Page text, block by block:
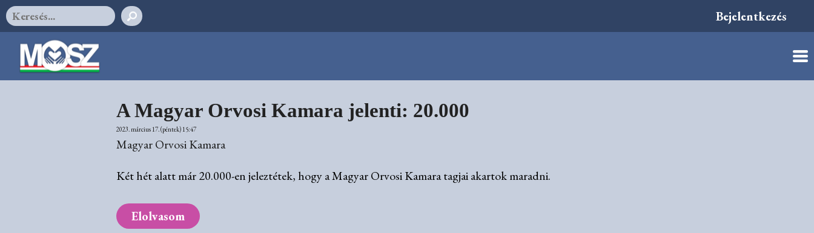
Bejelentkezés
A Magyar Orvosi Kamara jelenti: 20.000
2023. március 17. (péntek) 15:47
Magyar Orvosi Kamara
Két hét alatt már 20.000-en jeleztétek, hogy a Magyar Orvosi Kamara tagjai akartok maradni.
Elolvasom